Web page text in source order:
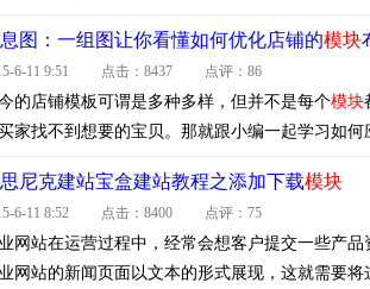
图：一组图让你看懂如何优化店铺的模块
6-11 9:51 点击：8437 点评：86
的店铺模板可谓是多种多样，但并不是每个模块
家找不到想要的宝贝。那就跟小编一起学习如
尼克建站宝盒建站教程之添加下载模块
6-11 8:52 点击：8400 点评：75
网站在运营过程中，经常会想客户提交一些产
网站的新闻页面以文本的形式展现，这就需要